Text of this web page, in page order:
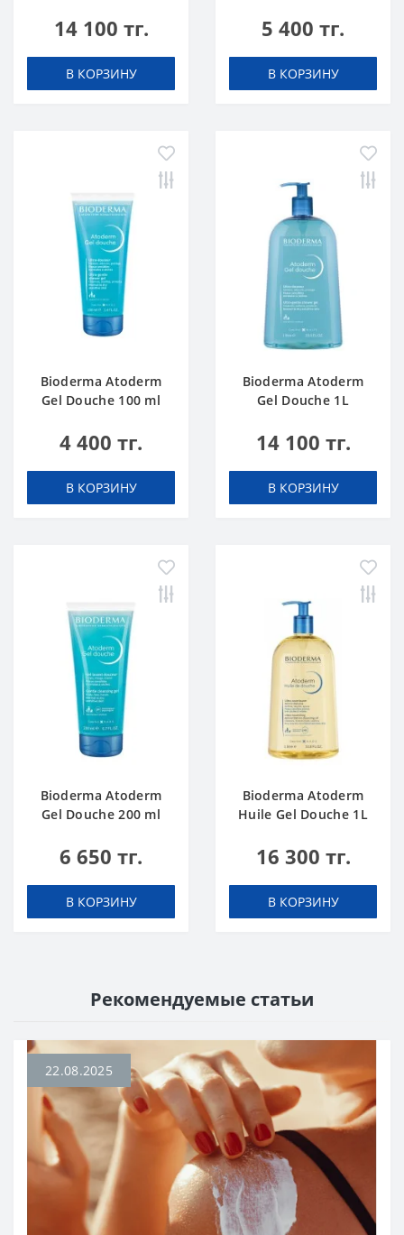
14 100 тг.
В КОРЗИНУ
5 400 тг.
В КОРЗИНУ
Bioderma Atoderm
Gel Douche 100 ml
4 400 тг.
В КОРЗИНУ
Bioderma Atoderm
Gel Douche 1L
14 100 тг.
В КОРЗИНУ
Bioderma Atoderm
Gel Douche 200 ml
6 650 тг.
В КОРЗИНУ
Bioderma Atoderm
Huile Gel Douche 1L
16 300 тг.
В КОРЗИНУ
Рекомендуемые статьи
22.08.2025